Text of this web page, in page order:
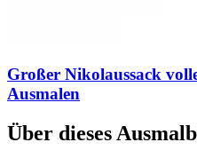
Großer Nikolaussack
Ausmalen
Über dieses